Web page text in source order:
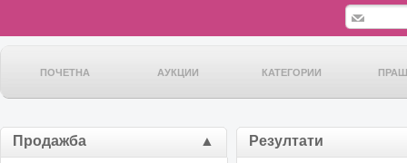
ПОЧЕТНА АУКЦИИ КАТЕГОРИИ
Продажба ▲ Резултати